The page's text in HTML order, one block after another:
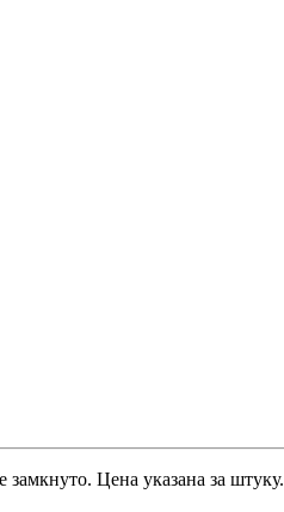
Цена указана за штуку.